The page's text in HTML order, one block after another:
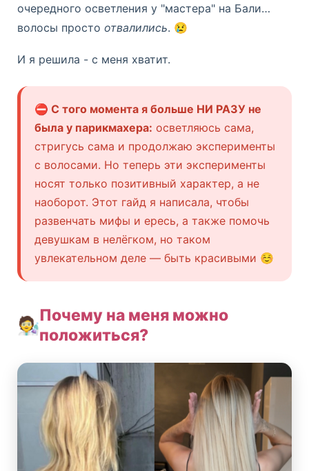
очередного осветления у "мастера" на Бали…
волосы просто отвалились. 😢
И я решила - с меня хватит.
⛔ С того момента я больше НИ РАЗУ не
была у парикмахера: осветляюсь сама,
стригусь сама и продолжаю эксперименты
с волосами. Но теперь эти эксперименты
носят только позитивный характер, а не
наоборот. Этот гайд я написала, чтобы
развенчать мифы и ересь, а также помочь
девушкам в нелёгком, но таком
увлекательном деле — быть красивыми ☺
🧑‍🔬Почему на меня можно
положиться?